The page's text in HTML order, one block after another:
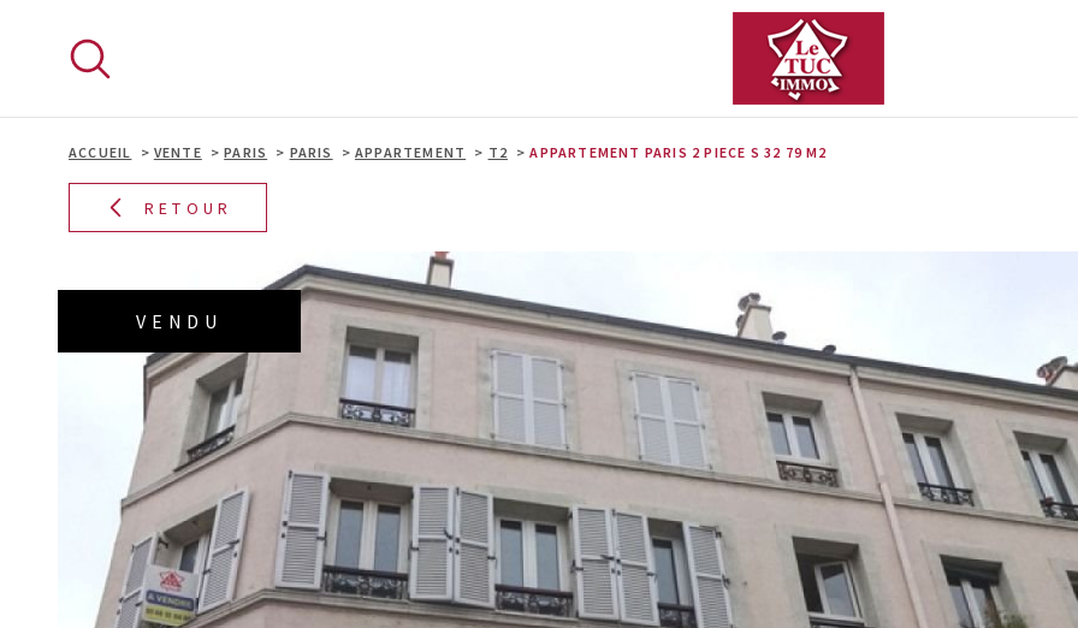
ACCUEIL VENTE PARIS PARIS APPARTEMENT T2 APPARTEMENT PARIS 2 PIECE S 32 79 M2
RETOUR
VENDU